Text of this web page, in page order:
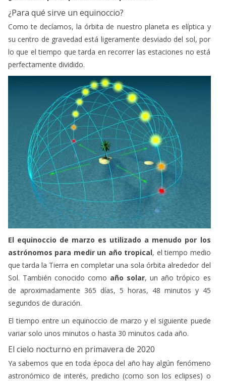
Como te decíamos, la órbita de nuestro planeta es elíptica y
su centro de gravedad está ligeramente desviado del sol, por
lo que el tiempo que tarda en recorrer las estaciones no está
perfectamente dividido.
El equinoccio de marzo es utilizado a menudo por los
que tarda la Tierra en completar una sola órbita alrededor del
Sol. También conocido como
año solar
, un año trópico es
de aproximadamente 365 días, 5 horas, 48 minutos y 45
El tiempo entre un equinoccio de marzo y el siguiente puede
El cielo nocturno en primavera de 2020
Ya sabemos que en toda época del año hay algún fenómeno
astronómico de interés, predicho (como son los eclipses) o
no (como los cometas nuevos). Suele ser preferible realizar